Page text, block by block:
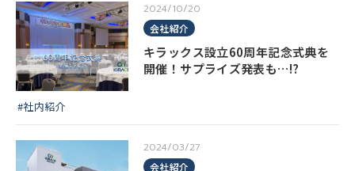
2024/10/20
会社紹介
キラックス設立60周年記念式典を
開催！サプライズ発表も…⁉
#社内紹介
2024/03/27
会社紹介